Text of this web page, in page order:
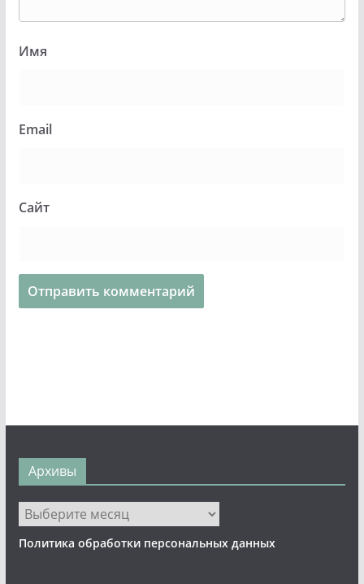
Имя
Email
Сайт
Архивы
Архивы
Политика обработки персональных данных